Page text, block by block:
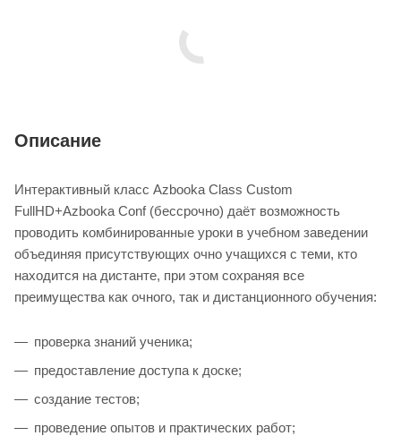
Описание
Интерактивный класс Azbooka Class Custom
FullHD+Azbooka Conf (бессрочно) даёт возможность
проводить комбинированные уроки в учебном заведении
объединяя присутствующих очно учащихся с теми, кто
находится на дистанте, при этом сохраняя все
преимущества как очного, так и дистанционного обучения:
проверка знаний ученика;
предоставление доступа к доске;
создание тестов;
проведение опытов и практических работ;